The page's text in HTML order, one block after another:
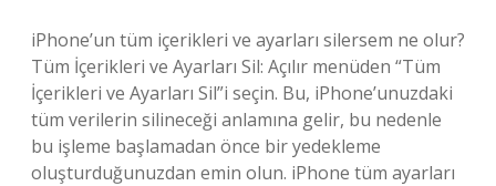
iPhone’un tüm içerikleri ve ayarları silersem ne olur?
Tüm İçerikleri ve Ayarları Sil: Açılır menüden “Tüm
İçerikleri ve Ayarları Sil”i seçin. Bu, iPhone’unuzdaki
tüm verilerin silineceği anlamına gelir, bu nedenle
bu işleme başlamadan önce bir yedekleme
oluşturduğunuzdan emin olun. iPhone tüm ayarları